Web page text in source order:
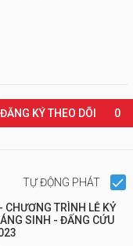
ĐĂNG KÝ THEO DÕI 0
TỰ ĐỘNG PHÁT
CHƯƠNG TRÌNH LỄ KỶ
SINH - ĐẤNG CỨU